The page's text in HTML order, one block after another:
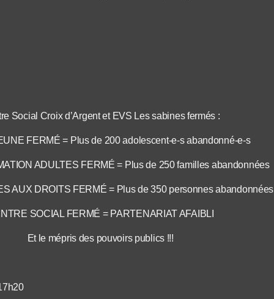
Social Croix d’Argent et EVS Les sabines fermés :
FERMÉ = Plus de 200 adolescent-e-s abandonné-e-s
ADULTES FERMÉ = Plus de 250 familles abandonnées
AUX DROITS FERMÉ = Plus de 350 personnes abandonnées
SOCIAL FERMÉ = PARTENARIAT AFAIBLI
Et le mépris des pouvoirs publics !!!